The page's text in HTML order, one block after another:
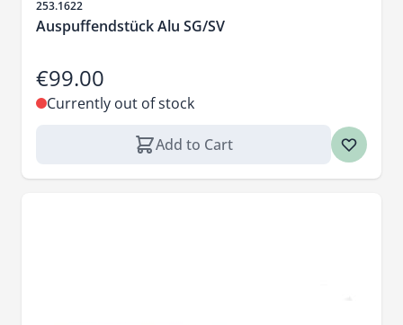
Sku
253.1622
Auspuffendstück Alu SG/SV
€99.00
Currently out of stock
Add to Cart